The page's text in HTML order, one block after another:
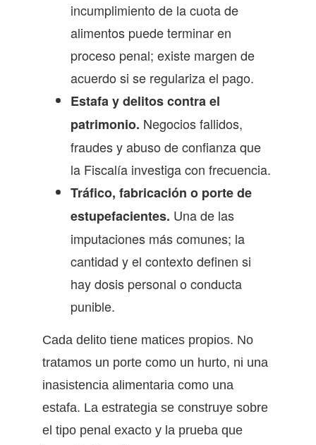
incumplimiento de la cuota de
alimentos puede terminar en
proceso penal; existe margen de
acuerdo si se regulariza el pago.
Estafa y delitos contra el
patrimonio. Negocios fallidos,
fraudes y abuso de confianza que
la Fiscalía investiga con frecuencia.
Tráfico, fabricación o porte de
estupefacientes. Una de las
imputaciones más comunes; la
cantidad y el contexto definen si
hay dosis personal o conducta
punible.
Cada delito tiene matices propios. No
tratamos un porte como un hurto, ni una
inasistencia alimentaria como una
estafa. La estrategia se construye sobre
el tipo penal exacto y la prueba que